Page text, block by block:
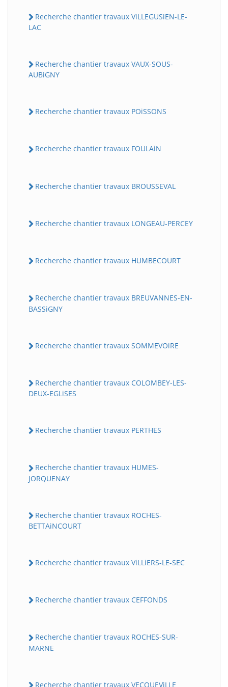
Recherche chantier travaux ViLLEGUSiEN-LE-
LAC
Recherche chantier travaux VAUX-SOUS-
AUBiGNY
Recherche chantier travaux POiSSONS
Recherche chantier travaux FOULAiN
Recherche chantier travaux BROUSSEVAL
Recherche chantier travaux LONGEAU-PERCEY
Recherche chantier travaux HUMBECOURT
Recherche chantier travaux BREUVANNES-EN-
BASSiGNY
Recherche chantier travaux SOMMEVOiRE
Recherche chantier travaux COLOMBEY-LES-
DEUX-EGLiSES
Recherche chantier travaux PERTHES
Recherche chantier travaux HUMES-
JORQUENAY
Recherche chantier travaux ROCHES-
BETTAiNCOURT
Recherche chantier travaux ViLLiERS-LE-SEC
Recherche chantier travaux CEFFONDS
Recherche chantier travaux ROCHES-SUR-
MARNE
Recherche chantier travaux VECQUEViLLE